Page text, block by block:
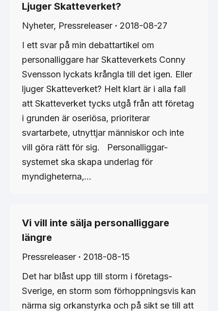
Ljuger Skatteverket?
Nyheter, Pressreleaser
2018-08-27
I ett svar på min debattartikel om
personalliggare har Skatteverkets Conny
Svensson lyckats krångla till det igen. Eller
ljuger Skatteverket? Helt klart är i alla fall
att Skatteverket tycks utgå från att företag
i grunden är oseriösa, prioriterar
svartarbete, utnyttjar människor och inte
vill göra rätt för sig. Personalliggar-
systemet ska skapa underlag för
myndigheterna,…
Vi vill inte sälja personalliggare
längre
Pressreleaser
2018-08-15
Det har blåst upp till storm i företags-
Sverige, en storm som förhoppningsvis kan
närma sig orkanstyrka och på sikt se till att